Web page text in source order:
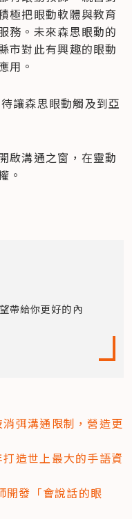
極把眼動軟體與教育
務。未來森思眼動的
市對此有興趣的眼動
用。
讓森思眼動觸及到亞
啟溝通之窗，在靈動
。
帶給你更好的內
弭溝通限制，營造更
造世上最大的手語資
開發「會說話的眼